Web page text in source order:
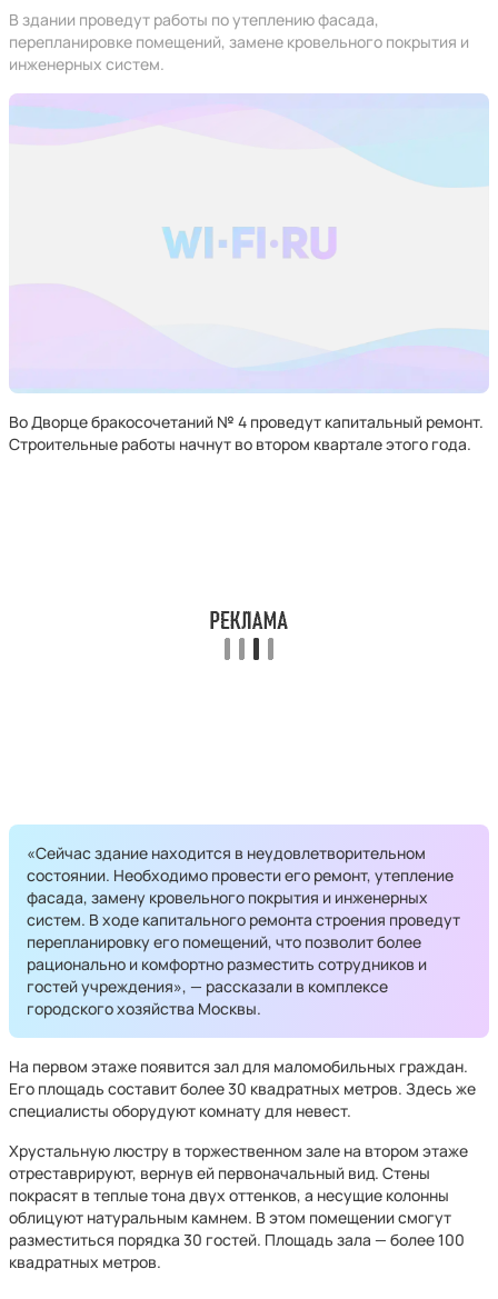
В здании проведут работы по утеплению фасада,
перепланировке помещений, замене кровельного покрытия и
инженерных систем.
Во Дворце бракосочетаний № 4 проведут капитальный ремонт.
Строительные работы начнут во втором квартале этого года.
«Сейчас здание находится в неудовлетворительном
состоянии. Необходимо провести его ремонт, утепление
фасада, замену кровельного покрытия и инженерных
систем. В ходе капитального ремонта строения проведут
перепланировку его помещений, что позволит более
рационально и комфортно разместить сотрудников и
гостей учреждения», — рассказали в комплексе
городского хозяйства Москвы.
На первом этаже появится зал для маломобильных граждан.
Его площадь составит более 30 квадратных метров. Здесь же
специалисты оборудуют комнату для невест.
Хрустальную люстру в торжественном зале на втором этаже
отреставрируют, вернув ей первоначальный вид. Стены
покрасят в теплые тона двух оттенков, а несущие колонны
облицуют натуральным камнем. В этом помещении смогут
разместиться порядка 30 гостей. Площадь зала — более 100
квадратных метров.